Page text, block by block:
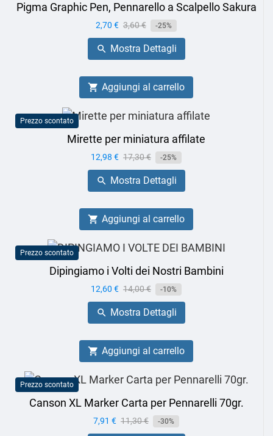
Pigma Graphic Pen, Pennarello a Scalpello Sakura
Prezzo
2,70 € Prezzo
base
3,60 € -25%
 Mostra Dettagli
 Aggiungi al carrello
Prezzo scontato
Mirette per miniatura affilate
Prezzo
12,98 € Prezzo
base
17,30 € -25%
 Mostra Dettagli
 Aggiungi al carrello
Prezzo scontato
Dipingiamo i Volti dei Nostri Bambini
Prezzo
12,60 € Prezzo
base
14,00 € -10%
 Mostra Dettagli
 Aggiungi al carrello
Prezzo scontato
Canson XL Marker Carta per Pennarelli 70gr.
Prezzo
7,91 € Prezzo
base
11,30 € -30%